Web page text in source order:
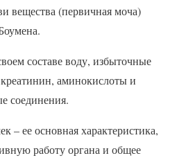
вещества (первичная моча)
составе воду, избыточные
аминокислоты и
соединения.
– ее основная характеристика,
работу органа и общее